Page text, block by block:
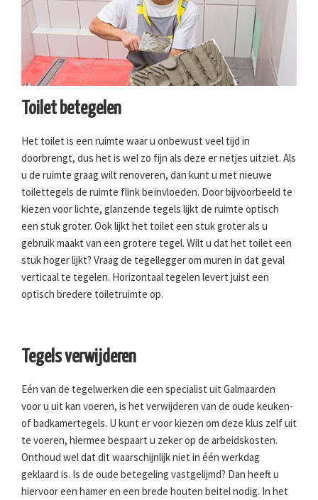
Toilet betegelen
Het toilet is een ruimte waar u onbewust veel tijd in
doorbrengt, dus het is wel zo fijn als deze er netjes uitziet. Als
u de ruimte graag wilt renoveren, dan kunt u met nieuwe
toilettegels de ruimte flink beïnvloeden. Door bijvoorbeeld te
kiezen voor lichte, glanzende tegels lijkt de ruimte optisch
een stuk groter. Ook lijkt het toilet een stuk groter als u
gebruik maakt van een grotere tegel. Wilt u dat het toilet een
stuk hoger lijkt? Vraag de tegellegger om muren in dat geval
verticaal te tegelen. Horizontaal tegelen levert juist een
optisch bredere toiletruimte op.
Tegels verwijderen
Eén van de tegelwerken die een specialist uit Galmaarden
voor u uit kan voeren, is het verwijderen van de oude keuken-
of badkamertegels. U kunt er voor kiezen om deze klus zelf uit
te voeren, hiermee bespaart u zeker op de arbeidskosten.
Onthoud wel dat dit waarschijnlijk niet in één werkdag
geklaard is. Is de oude betegeling vastgelijmd? Dan heeft u
hiervoor een hamer en een brede houten beitel nodig. In het